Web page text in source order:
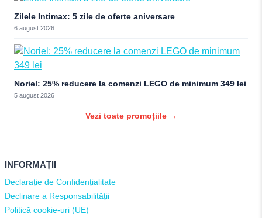
Zilele Intimax: 5 zile de oferte aniversare
6 august 2026
Noriel: 25% reducere la comenzi LEGO de minimum 349 lei
5 august 2026
Vezi toate promoțiile →
INFORMAȚII
Declarație de Confidențialitate
Declinare a Responsabilității
Politică cookie-uri (UE)